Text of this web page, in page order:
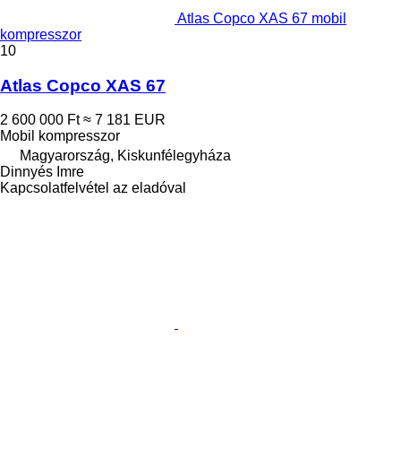
Atlas Copco XAS 67 mobil
kompresszor
10
Atlas Copco XAS 67
2 600 000 Ft ≈ 7 181 EUR
Mobil kompresszor
Magyarország, Kiskunfélegyháza
Dinnyés Imre
Kapcsolatfelvétel az eladóval